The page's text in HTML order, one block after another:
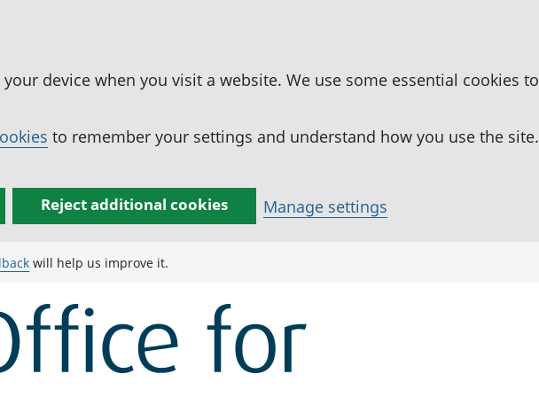
device when you visit a website. We use some essential cookies
to remember your settings and understand how you use the
Reject additional cookies Manage settings
will help us improve it.